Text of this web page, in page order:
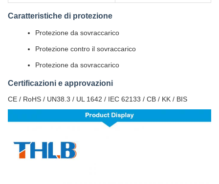
Caratteristiche di protezione
Protezione da sovraccarico
Protezione contro il sovraccarico
Protezione da sovraccarico
Certificazioni e approvazioni
CE / RoHS / UN38.3 / UL 1642 / IEC 62133 / CB / KK / BIS